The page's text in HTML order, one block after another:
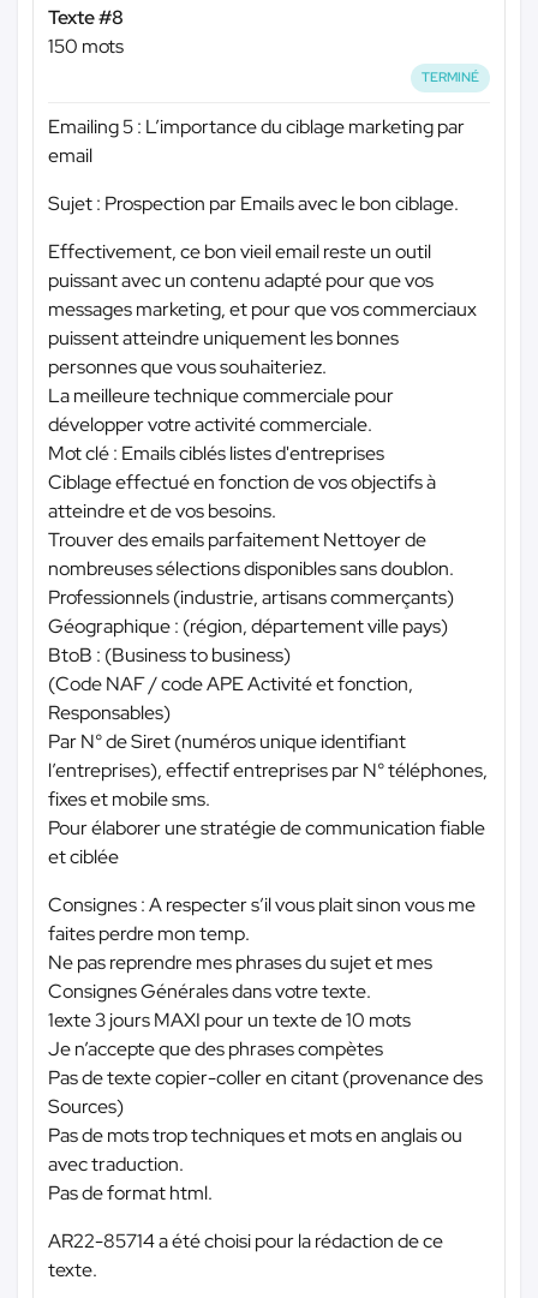
Texte #8
150 mots
TERMINÉ
Emailing 5 : L’importance du ciblage marketing par
email
Sujet : Prospection par Emails avec le bon ciblage.
Effectivement, ce bon vieil email reste un outil
puissant avec un contenu adapté pour que vos
messages marketing, et pour que vos commerciaux
puissent atteindre uniquement les bonnes
personnes que vous souhaiteriez.
La meilleure technique commerciale pour
développer votre activité commerciale.
Mot clé : Emails ciblés listes d'entreprises
Ciblage effectué en fonction de vos objectifs à
atteindre et de vos besoins.
Trouver des emails parfaitement Nettoyer de
nombreuses sélections disponibles sans doublon.
Professionnels (industrie, artisans commerçants)
Géographique : (région, département ville pays)
BtoB : (Business to business)
(Code NAF / code APE Activité et fonction,
Responsables)
Par N° de Siret (numéros unique identifiant
l’entreprises), effectif entreprises par N° téléphones,
fixes et mobile sms.
Pour élaborer une stratégie de communication fiable
et ciblée
Consignes : A respecter s’il vous plait sinon vous me
faites perdre mon temp.
Ne pas reprendre mes phrases du sujet et mes
Consignes Générales dans votre texte.
1exte 3 jours MAXI pour un texte de 10 mots
Je n’accepte que des phrases compètes
Pas de texte copier-coller en citant (provenance des
Sources)
Pas de mots trop techniques et mots en anglais ou
avec traduction.
Pas de format html.
AR22-85714 a été choisi pour la rédaction de ce
texte.